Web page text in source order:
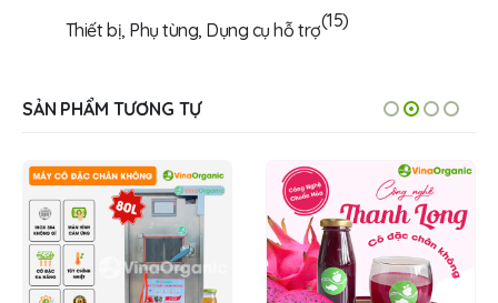
Thiết bị, Phụ tùng, Dụng cụ hỗ trợ(15)
SẢN PHẨM TƯƠNG TỰ